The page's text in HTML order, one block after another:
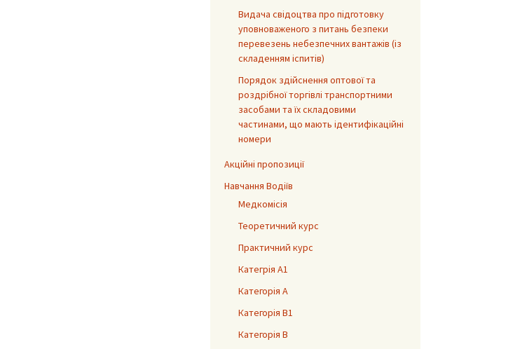
Видача свідоцтва про підготовку
уповноваженого з питань безпеки
перевезень небезпечних вантажів (із
складенням іспитів)
Порядок здійснення оптової та
роздрібної торгівлі транспортними
засобами та їх складовими
частинами, що мають ідентифікаційні
номери
Акційні пропозиції
Навчання Водіїв
Медкомісія
Теоретичний курс
Практичний курс
Категрія А1
Категорія А
Категорія В1
Категорія В